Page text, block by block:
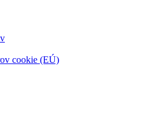
cookie (EÚ)